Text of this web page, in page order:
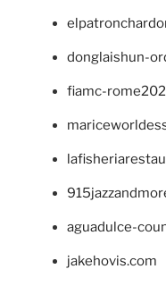
donglaishun-
fiamc-
aguadulce-
jakehovis.com